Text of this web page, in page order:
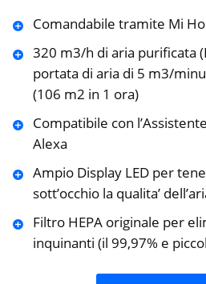
Comandabile tramite Mi
320 m3/h di aria purificata
portata di aria di 5 m3/
(106 m2 in 1 ora)
Compatibile con
Alexa
Ampio Display LED per
sott’occhio la qualita’
Filtro HEPA originale per
inquinanti (il 99,97% e